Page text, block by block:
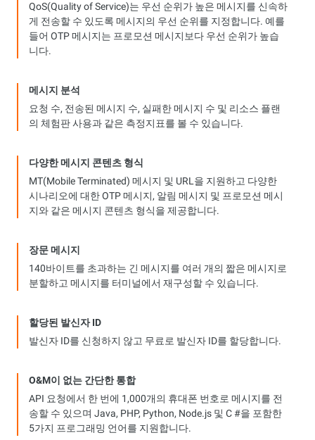
QoS(Quality of Service)는 우선 순위가 높은 메시지를 신속하
게 전송할 수 있도록 메시지의 우선 순위를 지정합니다. 예를
들어 OTP 메시지는 프로모션 메시지보다 우선 순위가 높습
니다.
메시지 분석
요청 수, 전송된 메시지 수, 실패한 메시지 수 및 리소스 플랜
의 체험판 사용과 같은 측정지표를 볼 수 있습니다.
다양한 메시지 콘텐츠 형식
MT(Mobile Terminated) 메시지 및 URL을 지원하고 다양한
시나리오에 대한 OTP 메시지, 알림 메시지 및 프로모션 메시
지와 같은 메시지 콘텐츠 형식을 제공합니다.
장문 메시지
140바이트를 초과하는 긴 메시지를 여러 개의 짧은 메시지로
분할하고 메시지를 터미널에서 재구성할 수 있습니다.
할당된 발신자 ID
발신자 ID를 신청하지 않고 무료로 발신자 ID를 할당합니다.
O&M이 없는 간단한 통합
API 요청에서 한 번에 1,000개의 휴대폰 번호로 메시지를 전
송할 수 있으며 Java, PHP, Python, Node.js 및 C #을 포함한
5가지 프로그래밍 언어를 지원합니다.